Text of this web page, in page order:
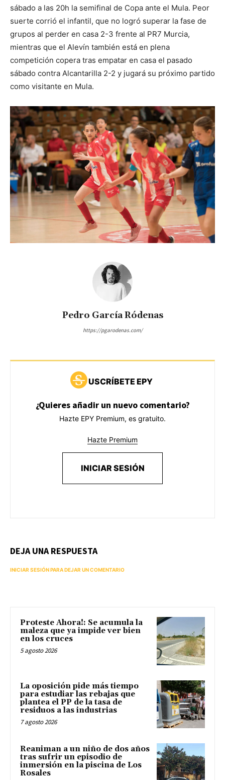
sábado a las 20h la semifinal de Copa ante el Mula. Peor
suerte corrió el infantil, que no logró superar la fase de
grupos al perder en casa 2-3 frente al PR7 Murcia,
mientras que el Alevín también está en plena
competición copera tras empatar en casa el pasado
sábado contra Alcantarilla 2-2 y jugará su próximo partido
como visitante en Mula.
Pedro García Ródenas
https://pgarodenas.com/
USCRÍBETE EPY
¿Quieres añadir un nuevo comentario?
Hazte EPY Premium, es gratuito.
Hazte Premium
INICIAR SESIÓN
DEJA UNA RESPUESTA
INICIAR SESIÓN PARA DEJAR UN COMENTARIO
Proteste Ahora!: Se acumula la
maleza que ya impide ver bien
en los cruces
5 agosto 2026
La oposición pide más tiempo
para estudiar las rebajas que
plantea el PP de la tasa de
residuos a las industrias
7 agosto 2026
Reaniman a un niño de dos años
tras sufrir un episodio de
inmersión en la piscina de Los
Rosales